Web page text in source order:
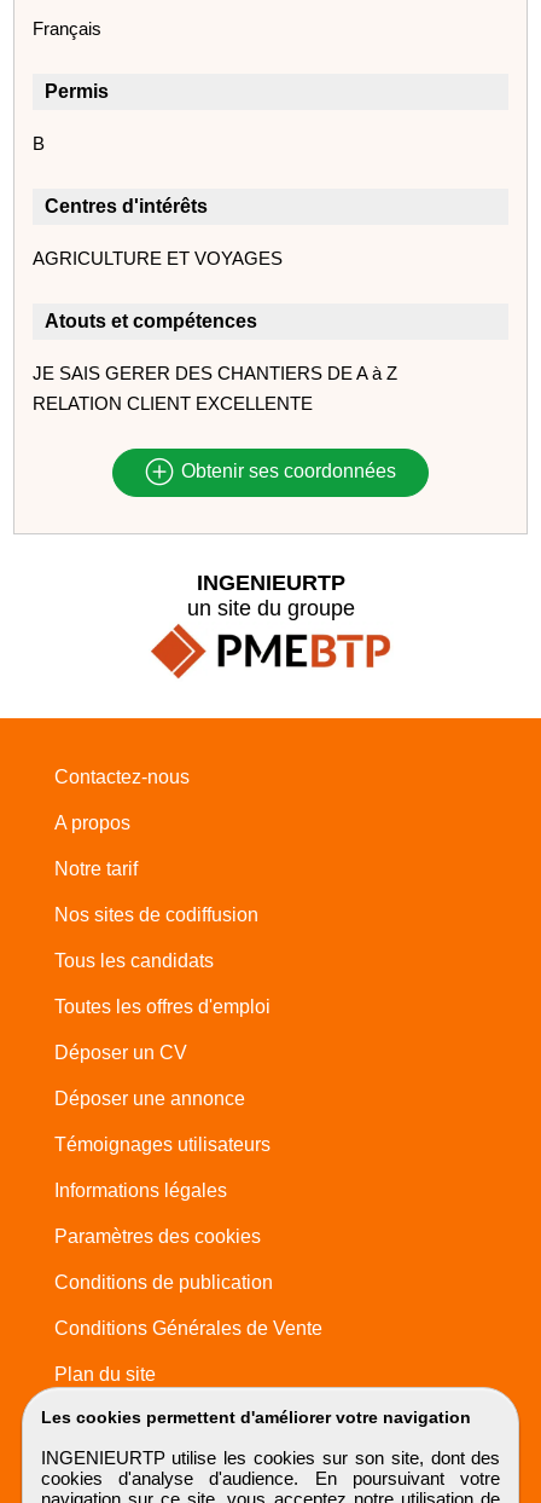
Français
Permis
B
Centres d'intérêts
AGRICULTURE ET VOYAGES
Atouts et compétences
JE SAIS GERER DES CHANTIERS DE A à Z
RELATION CLIENT EXCELLENTE
Obtenir ses coordonnées
Les cookies permettent d'améliorer votre navigation
INGENIEURTP utilise les cookies sur son site, dont des
cookies d'analyse d'audience. En poursuivant votre
navigation sur ce site, vous acceptez notre utilisation de
INGENIEURTP
un site du groupe
Contactez-nous
A propos
Notre tarif
Nos sites de codiffusion
Tous les candidats
Toutes les offres d'emploi
Déposer un CV
Déposer une annonce
Témoignages utilisateurs
Informations légales
Paramètres des cookies
Conditions de publication
Conditions Générales de Vente
Plan du site